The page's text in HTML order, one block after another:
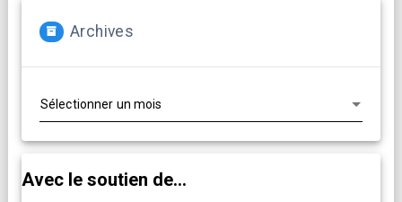
Archives
Avec le soutien de...